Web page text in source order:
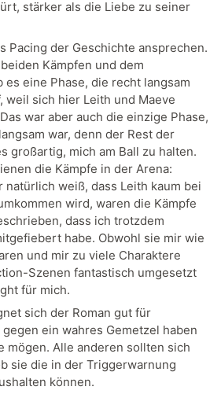
stärker als die Liebe zu seiner
Pacing der Geschichte ansprechen.
Kämpfen und dem
eine Phase, die recht langsam
weil sich hier Leith und Maeve
war aber auch die einzige Phase,
war, denn der Rest der
großartig, mich am Ball zu halten.
die Kämpfe in der Arena:
natürlich weiß, dass Leith kaum bei
wird, waren die Kämpfe
dass ich trotzdem
habe. Obwohl sie mir wie
und mir zu viele Charaktere
Szenen fantastisch umgesetzt
für mich.
sich der Roman gut für
ein wahres Gemetzel haben
mögen. Alle anderen sollten sich
sie die in der Triggerwarnung
können.